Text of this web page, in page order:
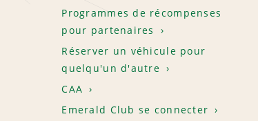
Programmes de récompenses
pour partenaires
Réserver un véhicule pour
quelqu'un d'autre
CAA
Emerald Club se connecter